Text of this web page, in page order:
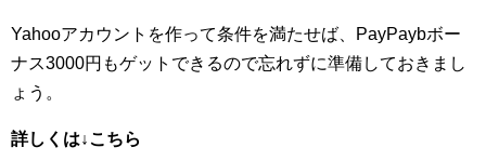
Yahooアカウントを作って条件を満たせば、PayPaybボー
ナス3000円もゲットできるので忘れずに準備しておきまし
ょう。
詳しくは↓こちら